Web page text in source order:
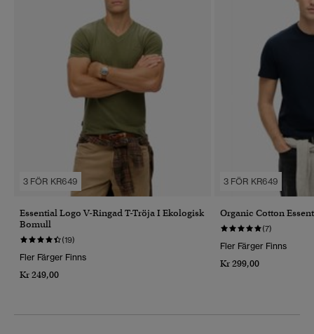
3 FÖR KR649
Essential Logo V-Ringad T-Tröja I Ekologisk
Bomull
(19)
Fler Färger Finns
Kr 249,00
3 FÖR KR649
Organic Cotton
(7)
Fler Färger Finns
Kr 299,00